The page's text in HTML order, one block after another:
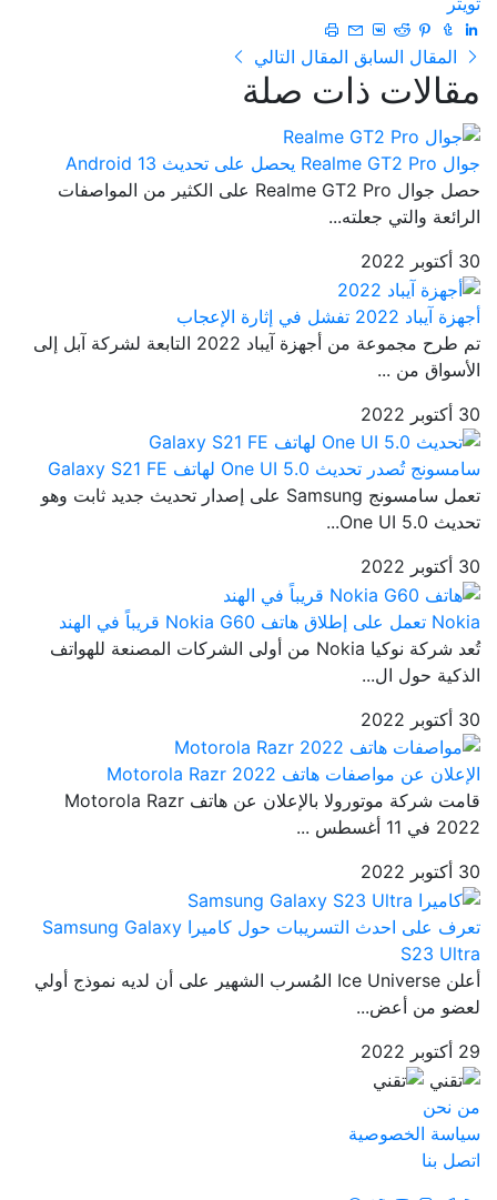
المقال السابق المقال التالي
مقالات ذات صلة
جوال Realme GT2 Pro يحصل على تحديث Android 13
حصل جوال Realme GT2 Pro على الكثير من المواصفات
الرائعة والتي جعلته...
30 أكتوبر 2022
أجهزة آيباد 2022 تفشل في إثارة الإعجاب
تم طرح مجموعة من أجهزة آيباد 2022 التابعة لشركة آبل إلى
الأسواق من ...
30 أكتوبر 2022
سامسونج تُصدر تحديث One UI 5.0 لهاتف Galaxy S21 FE
تعمل سامسونج Samsung على إصدار تحديث جديد ثابت وهو
تحديث One UI 5.0...
30 أكتوبر 2022
Nokia تعمل على إطلاق هاتف Nokia G60 قريباً في الهند
تُعد شركة نوكيا Nokia من أولى الشركات المصنعة للهواتف
الذكية حول ال...
30 أكتوبر 2022
الإعلان عن مواصفات هاتف Motorola Razr 2022
قامت شركة موتورولا بالإعلان عن هاتف Motorola Razr
2022 في 11 أغسطس ...
30 أكتوبر 2022
تعرف على احدث التسريبات حول كاميرا Samsung Galaxy
S23 Ultra
أعلن Ice Universe المُسرب الشهير على أن لديه نموذج أولي
لعضو من أعض...
29 أكتوبر 2022
من نحن
سياسة الخصوصية
اتصل بنا